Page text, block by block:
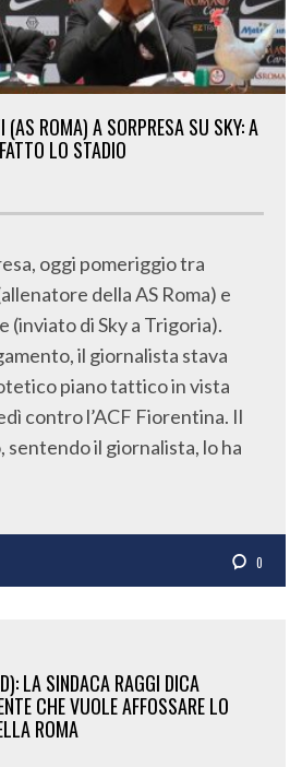
LO STADIO
della AS Roma) e
(inviato di Sky a Trigoria).
il giornalista stava
piano tattico in vista
contro l’ACF Fiorentina. Il
sentendo il giornalista, lo ha
CHE VUOLE AFFOSSARE LO
ROMA